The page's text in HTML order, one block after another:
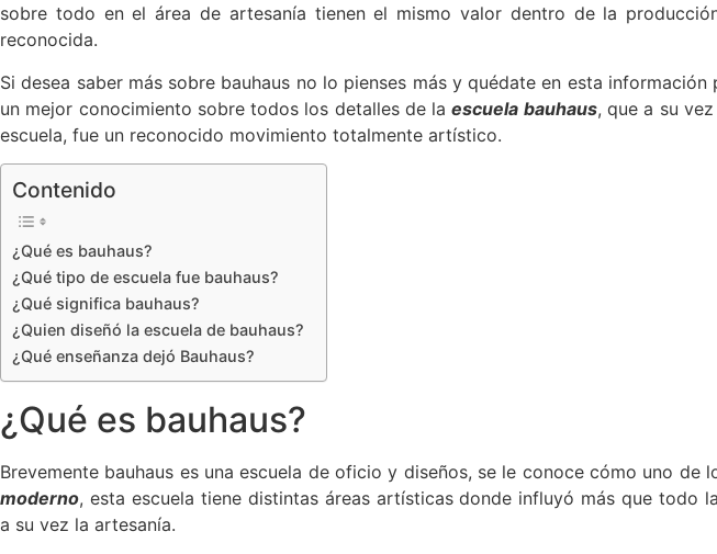
sobre todo en el área de artesanía tienen el mismo valor dentro de la
reconocida.
Si desea saber más sobre bauhaus no lo pienses más y quédate en esta información
un mejor conocimiento sobre todos los detalles de laescuela bauhaus, que a su
escuela, fue un reconocido movimiento totalmente artístico.
Contenido
¿Qué es bauhaus?
¿Qué tipo de escuela fue bauhaus?
¿Qué significa bauhaus?
¿Quien diseñó la escuela de bauhaus?
¿Qué enseñanza dejó Bauhaus?
¿Qué es bauhaus?
Brevemente bauhaus es una escuela de oficio y diseños, se le conoce cómo uno de
moderno, esta escuela tiene distintas áreas artísticas donde influyó más que todo
a su vez la artesanía.